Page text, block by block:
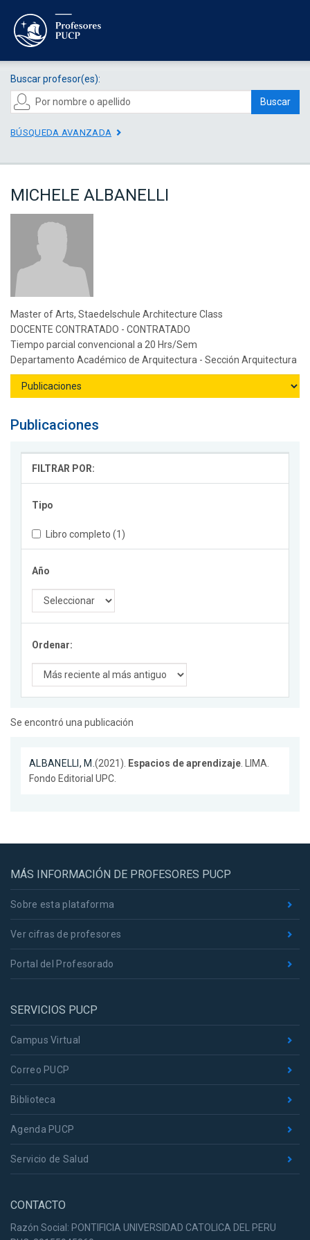
Buscar profesor(es):
Buscar
BÚSQUEDA AVANZADA
MICHELE ALBANELLI
Master of Arts, Staedelschule Architecture Class
DOCENTE CONTRATADO - CONTRATADO
Tiempo parcial convencional a 20 Hrs/Sem
Departamento Académico de Arquitectura - Sección Arquitectura
Publicaciones
FILTRAR POR:
Tipo
Libro completo (1)
Año
Ordenar:
Se encontró una publicación
ALBANELLI, M.(2021). Espacios de aprendizaje. LIMA.
Fondo Editorial UPC.
MÁS INFORMACIÓN DE PROFESORES PUCP
Sobre esta plataforma
Ver cifras de profesores
Portal del Profesorado
SERVICIOS PUCP
Campus Virtual
Correo PUCP
Biblioteca
Agenda PUCP
Servicio de Salud
CONTACTO
Razón Social: PONTIFICIA UNIVERSIDAD CATOLICA DEL PERU